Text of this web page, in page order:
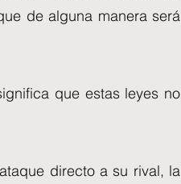
de alguna manera será
que estas leyes no
directo a su rival, la